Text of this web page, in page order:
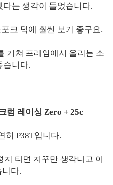
는 생각이 들었습니다.
크 덕에 훨씬 보기 좋구요.
거쳐 프레임에서 울리는 소
습니다.
럼 레이싱 Zero + 25c
히 P38T입니다.
지 타면 자꾸만 생각나고 아
니다.